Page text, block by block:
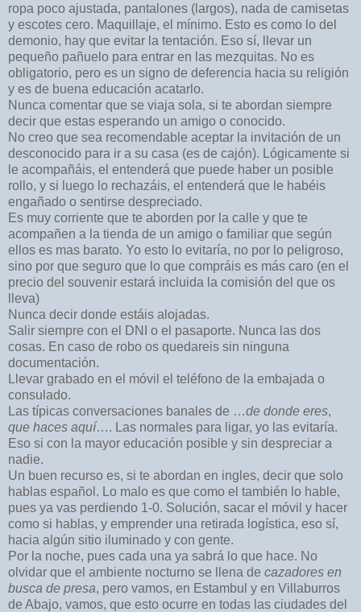
ropa poco ajustada, pantalones (largos), nada de camisetas
y escotes cero. Maquillaje, el mínimo. Esto es como lo del
demonio, hay que evitar la tentación. Eso sí, llevar un
pequeño pañuelo para entrar en las mezquitas. No es
obligatorio, pero es un signo de deferencia hacia su religión
y es de buena educación acatarlo.
Nunca comentar que se viaja sola, si te abordan siempre
decir que estas esperando un amigo o conocido.
No creo que sea recomendable aceptar la invitación de un
desconocido para ir a su casa (es de cajón). Lógicamente si
le acompañáis, el entenderá que puede haber un posible
rollo, y si luego lo rechazáis, el entenderá que le habéis
engañado o sentirse despreciado.
Es muy corriente que te aborden por la calle y que te
acompañen a la tienda de un amigo o familiar que según
ellos es mas barato. Yo esto lo evitaría, no por lo peligroso,
sino por que seguro que lo que compráis es más caro (en el
precio del souvenir estará incluida la comisión del que os
lleva)
Nunca decir donde estáis alojadas.
Salir siempre con el DNI o el pasaporte. Nunca las dos
cosas. En caso de robo os quedareis sin ninguna
documentación.
Llevar grabado en el móvil el teléfono de la embajada o
consulado.
Las típicas conversaciones banales de …de donde eres,
que haces aquí…. Las normales para ligar, yo las evitaría.
Eso si con la mayor educación posible y sin despreciar a
nadie.
Un buen recurso es, si te abordan en ingles, decir que solo
hablas español. Lo malo es que como el también lo hable,
pues ya vas perdiendo 1-0. Solución, sacar el móvil y hacer
como si hablas, y emprender una retirada logística, eso sí,
hacia algún sitio iluminado y con gente.
Por la noche, pues cada una ya sabrá lo que hace. No
olvidar que el ambiente nocturno se llena de cazadores en
busca de presa, pero vamos, en Estambul y en Villaburros
de Abajo, vamos, que esto ocurre en todas las ciudades del